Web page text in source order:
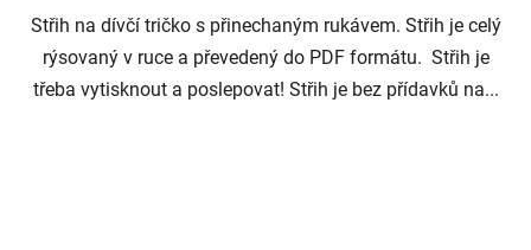
Střih na dívčí tričko s přinechaným rukávem. Střih je celý
rýsovaný v ruce a převedený do PDF formátu. Střih je
třeba vytisknout a poslepovat! Střih je bez přídavků na...